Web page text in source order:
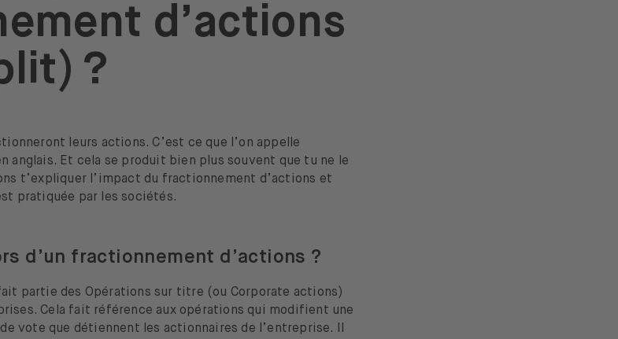
d’actions
?
leurs actions. C’est ce que l’on appelle
anglais. Et cela se produit bien plus souvent que tu ne le
t’expliquer l’impact du fractionnement d’actions et
pratiquée par les sociétés.
d’un fractionnement d’actions ?
partie des Opérations sur titre (ou Corporate actions)
Cela fait référence aux opérations qui modifient une
vote que détiennent les actionnaires de l’entreprise. Il